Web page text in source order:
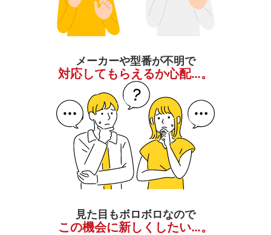
メーカーや型番が不明で
対応してもらえるか心配…。
見た目もボロボロなので
この機会に新しくしたい…。